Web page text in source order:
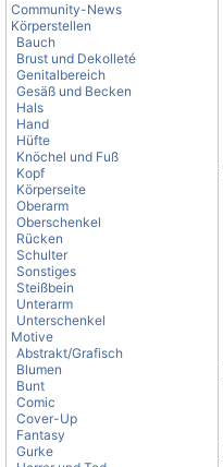
Community-News
Körperstellen
Bauch
Brust und Dekolleté
Genitalbereich
Gesäß und Becken
Hals
Hand
Hüfte
Knöchel und Fuß
Kopf
Körperseite
Oberarm
Oberschenkel
Rücken
Schulter
Sonstiges
Steißbein
Unterarm
Unterschenkel
Motive
Abstrakt/Grafisch
Blumen
Bunt
Comic
Cover-Up
Fantasy
Gurke